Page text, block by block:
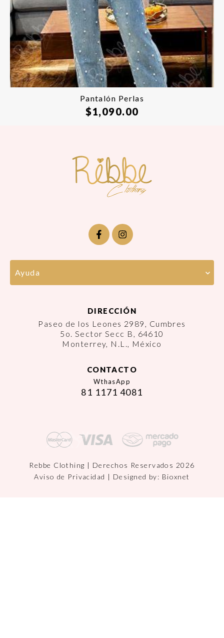
Pantalón Perlas
$1,090.00
Ayuda
DIRECCIÓN
Paseo de los Leones 2989, Cumbres
5o. Sector Secc B, 64610
Monterrey, N.L., México
CONTACTO
WthasApp
81 1171 4081
Rebbe Clothing | Derechos Reservados 2026
Aviso de Privacidad | Designed by: Bioxnet